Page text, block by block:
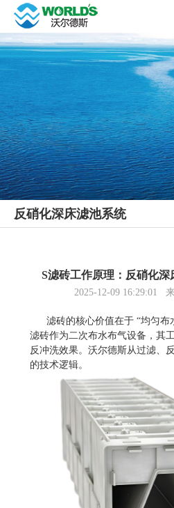
反硝化深床滤池系统
S滤砖工作原理：反硝化
2025-12-09 16:29:01
滤砖的核心价值在于 “均匀布
滤砖作为二次布水布气设备，其
反冲洗效果。沃尔德斯从过滤、
的技术逻辑。